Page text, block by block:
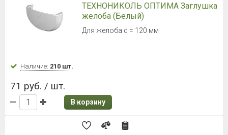
ТЕХНОНИКОЛЬ ОПТИМА Заглушка
желоба (Белый)
Для желоба d = 120 мм
Наличие: 210 шт.
71 руб. / шт.
В корзину